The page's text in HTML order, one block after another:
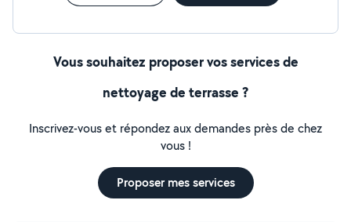
Vous souhaitez proposer vos services de
nettoyage de terrasse ?
Inscrivez-vous et répondez aux demandes près de chez
vous !
Proposer mes services